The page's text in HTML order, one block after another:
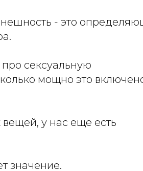
- это
про сексуальную
мощно это
у нас еще есть
значение.